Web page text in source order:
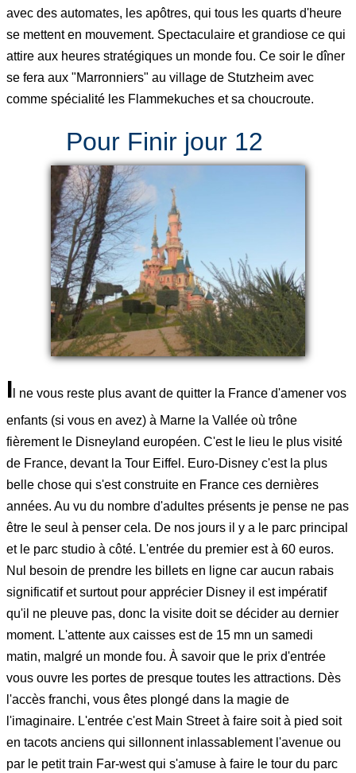
avec des automates, les apôtres, qui tous les quarts d'heure
se mettent en mouvement. Spectaculaire et grandiose ce qui
attire aux heures stratégiques un monde fou. Ce soir le dîner
se fera aux "Marronniers" au village de Stutzheim avec
comme spécialité les Flammekuches et sa choucroute.
Pour Finir jour 12
I l ne vous reste plus avant de quitter la France d'amener vos
enfants (si vous en avez) à Marne la Vallée où trône
fièrement le Disneyland européen. C'est le lieu le plus visité
de France, devant la Tour Eiffel. Euro-Disney c'est la plus
belle chose qui s'est construite en France ces dernières
années. Au vu du nombre d'adultes présents je pense ne pas
être le seul à penser cela. De nos jours il y a le parc principal
et le parc studio à côté. L'entrée du premier est à 60 euros.
Nul besoin de prendre les billets en ligne car aucun rabais
significatif et surtout pour apprécier Disney il est impératif
qu'il ne pleuve pas, donc la visite doit se décider au dernier
moment. L'attente aux caisses est de 15 mn un samedi
matin, malgré un monde fou. À savoir que le prix d'entrée
vous ouvre les portes de presque toutes les attractions. Dès
l'accès franchi, vous êtes plongé dans la magie de
l'imaginaire. L'entrée c'est Main Street à faire soit à pied soit
en tacots anciens qui sillonnent inlassablement l'avenue ou
par le petit train Far-west qui s'amuse à faire le tour du parc